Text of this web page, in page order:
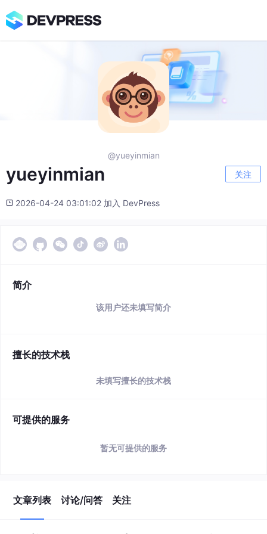
@yueyinmian
yueyinmian 关注
2026-04-24 03:01:02 加入 DevPress
简介
该用户还未填写简介
擅长的技术栈
未填写擅长的技术栈
可提供的服务
暂无可提供的服务
文章列表 讨论/问答 关注